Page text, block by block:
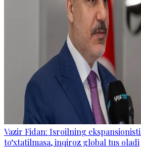
Vazir Fidan: Isroilning
to‘xtatilmasa, inqiroz global tus oladi